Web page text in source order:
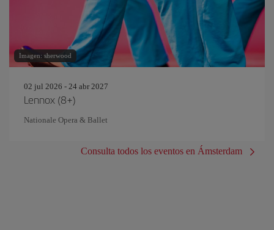
Imagen: sherwood
02 jul 2026 - 24 abr 2027
Lennox (8+)
Nationale Opera & Ballet
Consulta todos los eventos en Ámsterdam